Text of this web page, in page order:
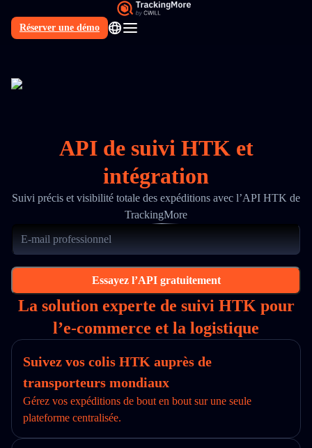
Réserver une démo
FR
API de suivi HTK et
intégration
Suivi précis et visibilité totale des expéditions avec l’API HTK de
TrackingMore
Essayez l’API gratuitement
La solution experte de suivi HTK pour
l’e‑commerce et la logistique
Suivez vos colis HTK auprès de
transporteurs mondiaux
Gérez vos expéditions de bout en bout sur une seule
plateforme centralisée.